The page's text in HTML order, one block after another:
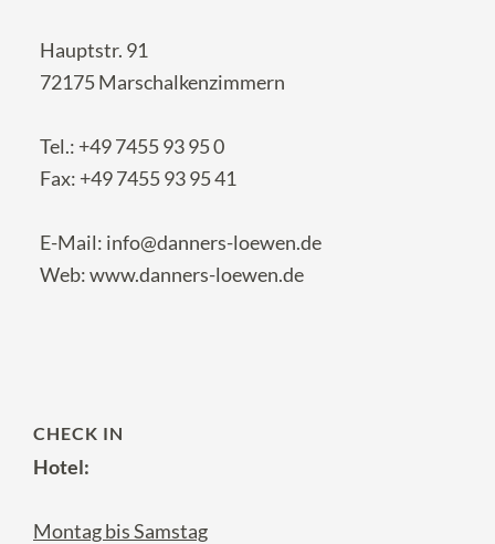
Hauptstr. 91
72175 Marschalkenzimmern
Tel.: +49 7455 93 95 0
Fax: +49 7455 93 95 41
E-Mail: info@danners-loewen.de
Web:www.danners-loewen.de
CHECK IN
Hotel:
Montag bis Samstag